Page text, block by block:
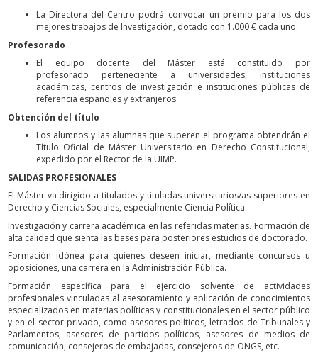
La Directora del Centro podrá convocar un premio para los dos
mejores trabajos de Investigación, dotado con 1.000 € cada uno.
Profesorado
El equipo docente del Máster está constituido por
profesorado perteneciente a universidades, instituciones
académicas, centros de investigación e instituciones públicas de
referencia españoles y extranjeros.
Obtención del título
Los alumnos y las alumnas que superen el programa obtendrán el
Título Oficial de Máster Universitario en Derecho Constitucional,
expedido por el Rector de la UIMP.
SALIDAS PROFESIONALES
El Máster va dirigido a titulados y tituladas universitarios/as superiores en
Derecho y Ciencias Sociales, especialmente Ciencia Política.
Investigación y carrera académica en las referidas materias. Formación de
alta calidad que sienta las bases para posteriores estudios de doctorado.
Formación idónea para quienes deseen iniciar, mediante concursos u
oposiciones, una carrera en la Administración Pública.
Formación específica para el ejercicio solvente de actividades
profesionales vinculadas al asesoramiento y aplicación de conocimientos
especializados en materias políticas y constitucionales en el sector público
y en el sector privado, como asesores políticos, letrados de Tribunales y
Parlamentos, asesores de partidos políticos, asesores de medios de
comunicación, consejeros de embajadas, consejeros de ONGS, etc.